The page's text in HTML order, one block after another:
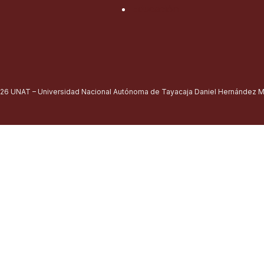
UNAT – Universidad Nacional Autónoma de Tayacaja Daniel Hernández